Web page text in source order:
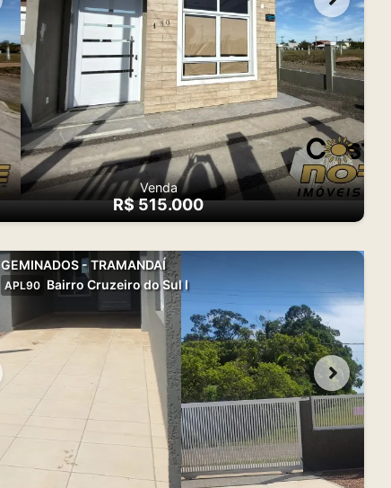
Venda
R$ 515.000
GEMINADOS - TRAMANDAÍ
APL90 Bairro Cruzeiro do Sul I